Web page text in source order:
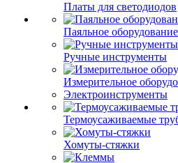
Платы для светодиодов
Паяльное оборудование
Ручные инструменты
Измерительное
Электроинструменты
Термоусаживаемые
Хомуты-стяжки